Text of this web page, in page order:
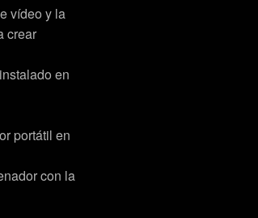
vídeo y la
crear
en
portátil en
con la